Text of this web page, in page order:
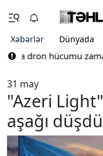
Xəbərlər Dünyada
dron hücumu
31 may
"Azeri
aşağı düşdü